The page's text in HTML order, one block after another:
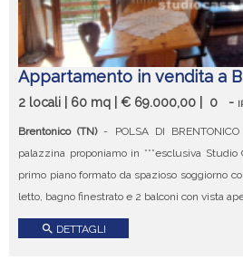
Appartamento in vendita a
2 locali | 60 mq | € 69.000,00 | 0 -
Brentonico (TN)- POLSA DI
palazzina proponiamo in ***esclusiva Studio
primo piano formato da spazioso soggiorno
letto, bagno finestrato e 2 balconi con vista
search DETTAGLI